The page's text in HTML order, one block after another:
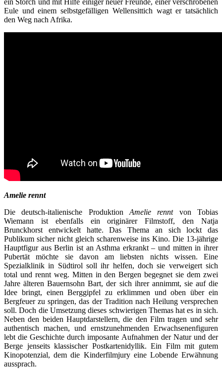
ein Storch und mit Hilfe einiger neuer Freunde, einer verschrobenen
Eule und einem selbstgefälligen Wellensittich wagt er tatsächlich
den Weg nach Afrika.
Amelie rennt
Die deutsch-italienische Produktion Amelie renntvon Tobias
Wiemann ist ebenfalls ein originärer Filmstoff, den Natja
Brunckhorst entwickelt hatte. Das Thema an sich lockt das
Publikum sicher nicht gleich scharenweise ins Kino. Die 13-jährige
Hauptfigur aus Berlin ist an Asthma erkrankt – und mitten in ihrer
Pubertät möchte sie davon am liebsten nichts wissen. Eine
Spezialklinik in Südtirol soll ihr helfen, doch sie verweigert sich
total und rennt weg. Mitten in den Bergen begegnet sie dem zwei
Jahre älteren Bauernsohn Bart, der sich ihrer annimmt, sie auf die
Idee bringt, einen Berggipfel zu erklimmen und oben über ein
Bergfeuer zu springen, das der Tradition nach Heilung versprechen
soll. Doch die Umsetzung dieses schwierigen Themas hat es in sich.
Neben den beiden Hauptdarstellern, die den Film tragen und sehr
authentisch machen, und ernstzunehmenden Erwachsenenfiguren
lebt die Geschichte durch imposante Aufnahmen der Natur und der
Berge jenseits klassischer Postkartenidyllik. Ein Film mit gutem
Kinopotenzial, dem die Kinderfilmjury eine Lobende Erwähnung
aussprach.